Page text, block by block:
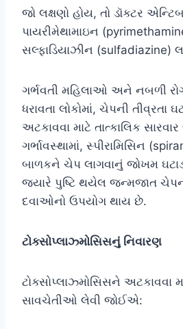
જો લક્ષણો હોય, તો ડૉક્ટર
પાયરીમેથામાઇન
સલ્ફાડિયાઝીન (sulfadiazine)
ગર્ભવતી મહિલાઓ અને નબળી
ધરાવતા લોકોમાં, ચેપની તીવ્રતા
અટકાવવા માટે તાત્કાલિક
ગર્ભાવસ્થામાં, સ્પીરામિસિન
બાળકને ચેપ લાગવાનું જોખમ
જ્યારે પુષ્ટિ થયેલ જન્મજાત
દવાઓનો ઉપયોગ થાય છે.
ટોક્સોપ્લાઝ્મોસિસનું નિવારણ
ટોક્સોપ્લાઝ્મોસિસને અટકાવવા
સાવચેતીઓ લેવી જોઈએ: